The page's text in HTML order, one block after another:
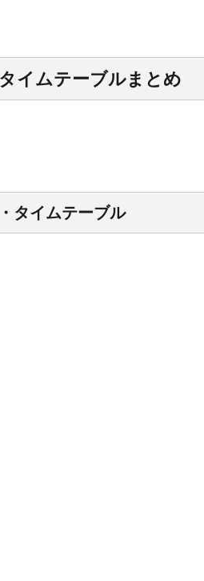
イムテーブルまとめ
タイムテーブル